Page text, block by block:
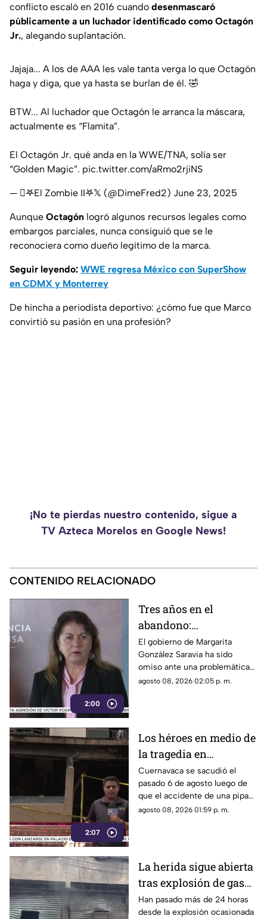
conflicto escaló en 2016 cuando desenmascaró
públicamente a un luchador identificado como Octagón
Jr., alegando suplantación.
Jajaja... A los de AAA les vale tanta verga lo que Octagón
haga y diga, que ya hasta se burlan de él. 🤣
BTW... Al luchador que Octagón le arranca la máscara,
actualmente es “Flamita”.
El Octagón Jr. qué anda en la WWE/TNA, solía ser
“Golden Magic”. pic.twitter.com/aRmo2rjiNS
— 𖤐El Zombie II𖤐𝕏 (@DimeFred2) June 23, 2025
Aunque Octagón logró algunos recursos legales como
embargos parciales, nunca consiguió que se le
reconociera como dueño legítimo de la marca.
Seguir leyendo: WWE regresa México con SuperShow
en CDMX y Monterrey
De hincha a periodista deportivo: ¿cómo fue que Marco
convirtió su pasión en una profesión?
¡No te pierdas nuestro contenido, sigue a
TV Azteca Morelos en Google News!
CONTENIDO RELACIONADO
2:00
Tres años en el
abandono:
comerciantes de
Cuautla padecen las
inclemencias del
tiempo
El gobierno de Margarita
González Saravia ha sido
omiso ante una problemática
que afecta directamente a
agosto 08, 2026 02:05 p. m.
2:07
Los héroes en medio de
la tragedia en
Cuernavaca
Cuernavaca se sacudió el
pasado 6 de agosto luego de
que el accidente de una pipa
provocara una explosión en la
agosto 08, 2026 01:59 p. m.
La herida sigue abierta
tras explosión de gas
LP en Cuernavaca
Han pasado más de 24 horas
desde la explosión ocasionada